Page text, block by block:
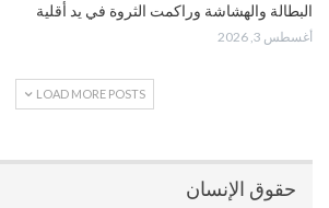
البطالة والهشاشة وراكمت الثروة في يد أقلية
أغسطس 3, 2026
LOAD MORE POSTS
حقوق الإنسان